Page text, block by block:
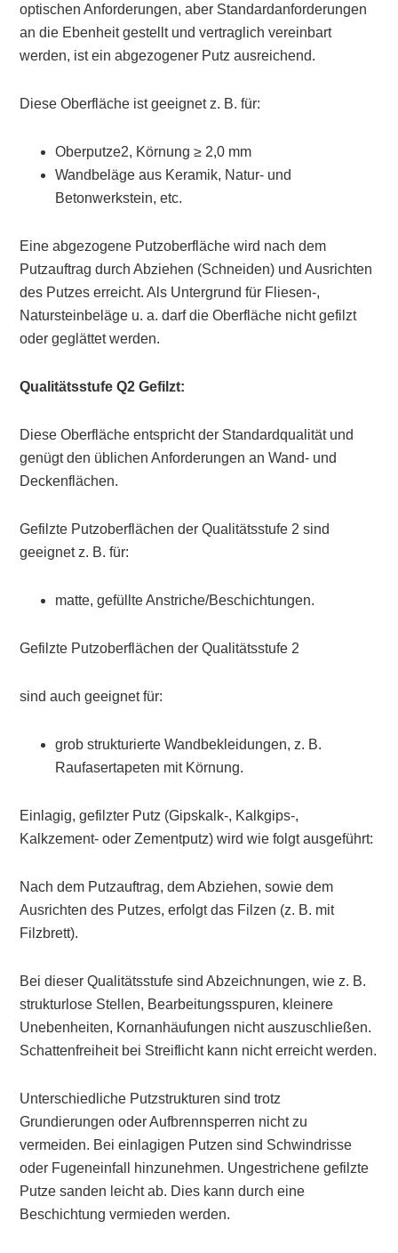
optischen Anforderungen, aber Standardanforderungen
an die Ebenheit gestellt und vertraglich vereinbart
werden, ist ein abgezogener Putz ausreichend.
Diese Oberfläche ist geeignet z. B. für:
Oberputze2, Körnung ≥ 2,0 mm
Wandbeläge aus Keramik, Natur- und
Betonwerkstein, etc.
Eine abgezogene Putzoberfläche wird nach dem
Putzauftrag durch Abziehen (Schneiden) und Ausrichten
des Putzes erreicht. Als Untergrund für Fliesen-,
Natursteinbeläge u. a. darf die Oberfläche nicht gefilzt
oder geglättet werden.
Qualitätsstufe Q2 Gefilzt:
Diese Oberfläche entspricht der Standardqualität und
genügt den üblichen Anforderungen an Wand- und
Deckenflächen.
Gefilzte Putzoberflächen der Qualitätsstufe 2 sind
geeignet z. B. für:
matte, gefüllte Anstriche/Beschichtungen.
Gefilzte Putzoberflächen der Qualitätsstufe 2
sind auch geeignet für:
grob strukturierte Wandbekleidungen, z. B.
Raufasertapeten mit Körnung.
Einlagig, gefilzter Putz (Gipskalk-, Kalkgips-,
Kalkzement- oder Zementputz) wird wie folgt ausgeführt:
Nach dem Putzauftrag, dem Abziehen, sowie dem
Ausrichten des Putzes, erfolgt das Filzen (z. B. mit
Filzbrett).
Bei dieser Qualitätsstufe sind Abzeichnungen, wie z. B.
strukturlose Stellen, Bearbeitungsspuren, kleinere
Unebenheiten, Kornanhäufungen nicht auszuschließen.
Schattenfreiheit bei Streiflicht kann nicht erreicht werden.
Unterschiedliche Putzstrukturen sind trotz
Grundierungen oder Aufbrennsperren nicht zu
vermeiden. Bei einlagigen Putzen sind Schwindrisse
oder Fugeneinfall hinzunehmen. Ungestrichene gefilzte
Putze sanden leicht ab. Dies kann durch eine
Beschichtung vermieden werden.